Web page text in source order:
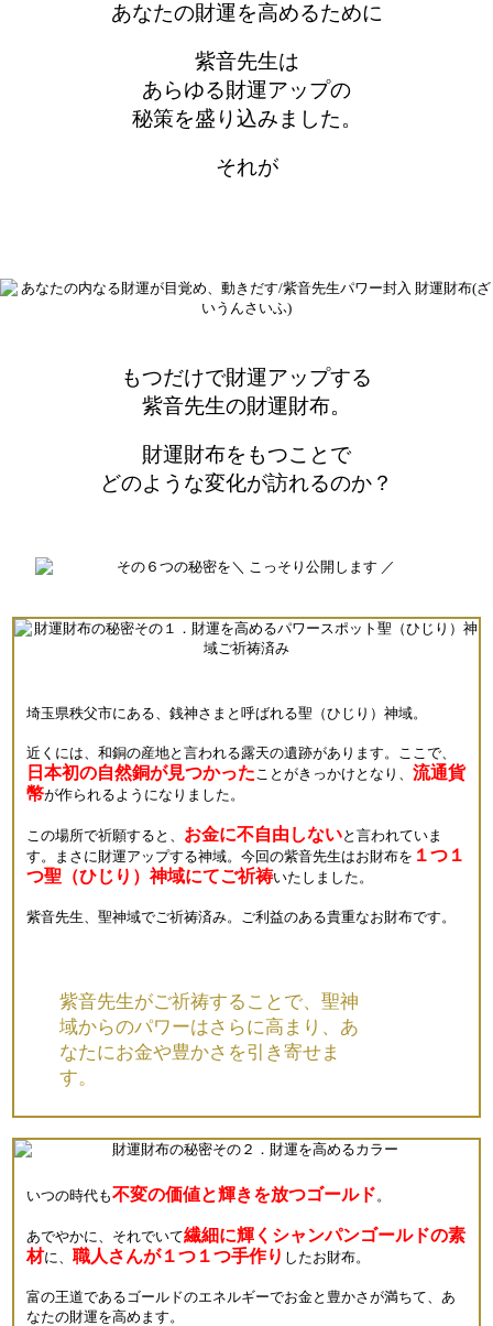
あなたの財運を高めるために
紫音先生は
あらゆる財運アップの
秘策を盛り込みました。
それが
もつだけで財運アップする
紫音先生の財運財布。
財運財布をもつことで
どのような変化が訪れるのか？
埼玉県秩父市にある、銭神さまと呼ばれる聖（ひじり）神域。
近くには、和銅の産地と言われる露天の遺跡があります。ここで、
日本初の自然銅が見つかったことがきっかけとなり、 流通貨
幣が作られるようになりました。
この場所で祈願すると、 お金に不自由しないと言われていま
す。まさに財運アップする神域。今回の紫音先生はお財布を １つ１
つ聖（ひじり）神域にてご祈祷いたしました。
紫音先生、聖神域でご祈祷済み。ご利益のある貴重なお財布です。
紫音先生がご祈祷することで、聖神
域からのパワーはさらに高まり、あ
なたにお金や豊かさを引き寄せま
す。
いつの時代も不変の価値と輝きを放つゴールド 。
あでやかに、それでいて繊細に輝くシャンパンゴールドの素
材に、 職人さんが１つ１つ手作り したお財布。
富の王道であるゴールドのエネルギーでお金と豊かさが満ちて、あ
なたの財運を高めます。